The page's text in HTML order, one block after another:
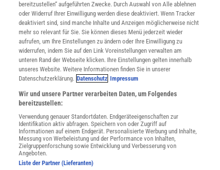
Datenschutz
Nutzungsbedingungen
Cookie-Einstellungen
Utiq verwalten
Nutzungsbasierte Onlinewerbung
Alle Artikel
Impressum
Angebote für Schulen
Angebote für Institutionen
Sprachen lernen mit Gymglish
Lexika
Für Spektrum schreiben
Zugänglichkeitserklärung
WEBSEITEN
bereitzustellen“ aufgeführten Zwecke. Durch Auswahl von Alle ablehnen
oder Widerruf Ihrer Einwilligung werden diese deaktiviert. Wenn Tracker
deaktiviert sind, sind manche Inhalte und Anzeigen möglicherweise nicht
mehr so relevant für Sie. Sie können dieses Menü jederzeit wieder
aufrufen, um Ihre Einstellungen zu ändern oder Ihre Einwilligung zu
widerrufen, indem Sie auf den Link Voreinstellungen verwalten am
unteren Rand der Webseite klicken. Ihre Einstellungen gelten innerhalb
unseres Website. Weitere Informationen finden Sie in unserer
Datenschutzerklärung. Datenschutz Impressum
Wir und unsere Partner verarbeiten Daten, um Folgendes
bereitzustellen:
Verwendung genauer Standortdaten. Endgeräteeigenschaften zur
Identifikation aktiv abfragen. Speichern von oder Zugriff auf
Informationen auf einem Endgerät. Personalisierte Werbung und Inhalte,
Messung von Werbeleistung und der Performance von Inhalten,
Zielgruppenforschung sowie Entwicklung und Verbesserung von
Angeboten.
Liste der Partner (Lieferanten)